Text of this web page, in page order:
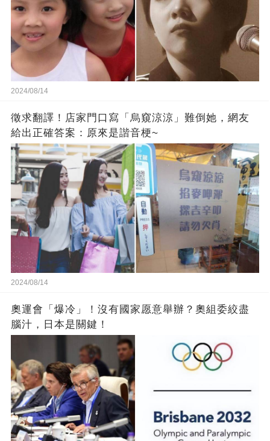
2024/08/14
徵求翻譯！店家門口寫「烏窺涼涼」難倒她，網友
給出正確答案：原來是諧音梗~
2024/08/14
奧運會「爆冷」！沒有國家愿意舉辦？奧組委絞盡
腦汁，日本是關鍵！